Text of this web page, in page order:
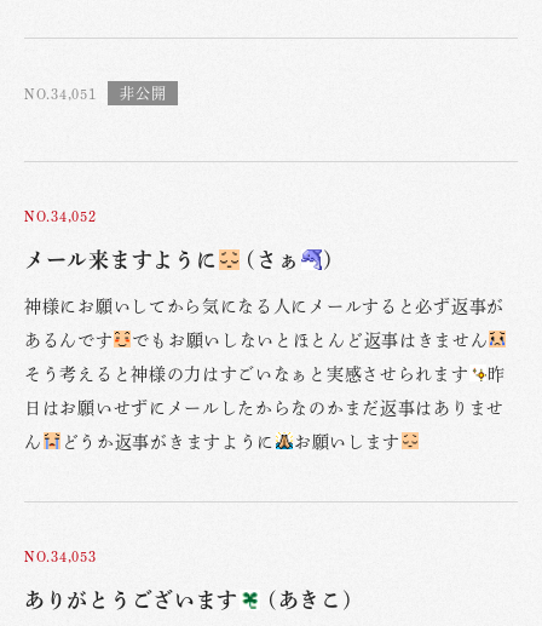
NO.34,051
NO.34,052
メール来ますように (さぁ )
神様にお願いしてから気になる人にメールすると必ず返事が
あるんです
でもお願いしないとほとんど返事はきません
そう考えると神様の力はすごいなぁと実感させられます
昨
日はお願いせずにメールしたからなのかまだ返事はありませ
ん
どうか返事がきますように お願いします
NO.34,053
ありがとうございます (あきこ)